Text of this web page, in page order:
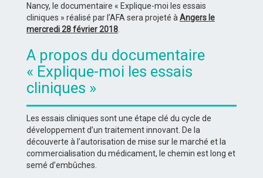
Nancy, le documentaire « Explique-moi les essais
cliniques » réalisé par l’AFA sera projeté àAngers le
mercredi 28 février 2018.
A propos du documentaire
« Explique-moi les essais
cliniques »
Les essais cliniques sont une étape clé du cycle de
développement d’un traitement innovant. De la
découverte à l’autorisation de mise sur le marché et la
commercialisation du médicament, le chemin est long et
semé d’embûches.